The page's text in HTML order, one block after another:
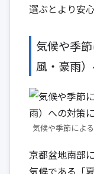
選ぶとより安
気候や季
風・豪雨
気候や季節によ
京都盆地南部
気候である「